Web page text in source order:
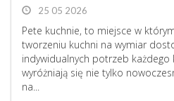
25 05 2026
Pete kuchnie, to miejsce w
tworzeniu kuchni na wymiar
indywidualnych potrzeb
wyróżniają się nie tylko
na...